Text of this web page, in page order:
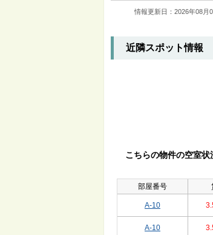
情報更新日：2026年08月
近隣スポット情報
こちらの物件の空室状
部屋番号
A-10
A-10